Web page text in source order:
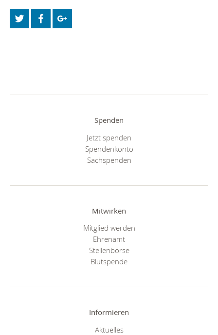
Spenden
Jetzt spenden
Spendenkonto
Sachspenden
Mitwirken
Mitglied werden
Ehrenamt
Stellenbörse
Blutspende
Informieren
Aktuelles